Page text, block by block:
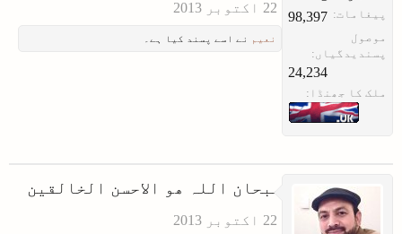
پیغامات: 98,397
موصول
پسندیدگیاں:
24,234
ملک کا جھنڈا:
نعیم نے اسے پسند کیا ہے۔
سبحان اللہ ھو الاحسن الخالقین